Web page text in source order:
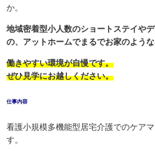
か。
地域密着型小人数のショートステイや
の、アットホームでまるでお家のような
働きやすい環境が自慢です。
ぜひ見学にお越しください。
仕事内容
看護小規模多機能型居宅介護でのケア
す。